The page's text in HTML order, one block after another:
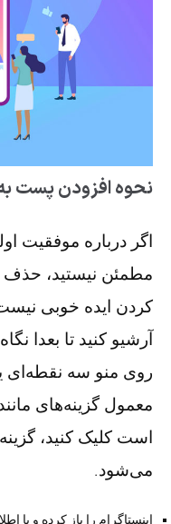
نحوه افزودن پست
اگر درباره موفقیت
مطمئن نیستید،
کردن ایده خوبی
آرشیو کنید تا بعدا
روی منو سه نقطه‌ای
معمول گزینه‌های
است کلیک کنید،
می‌شود.
اینستاگرام را باز کرده و با